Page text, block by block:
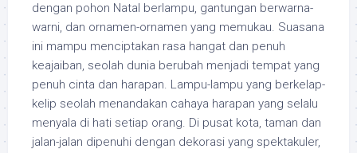
dengan pohon Natal berlampu, gantungan berwarna-
warni, dan ornamen-ornamen yang memukau. Suasana
ini mampu menciptakan rasa hangat dan penuh
keajaiban, seolah dunia berubah menjadi tempat yang
penuh cinta dan harapan. Lampu-lampu yang berkelap-
kelip seolah menandakan cahaya harapan yang selalu
menyala di hati setiap orang. Di pusat kota, taman dan
jalan-jalan dipenuhi dengan dekorasi yang spektakuler,